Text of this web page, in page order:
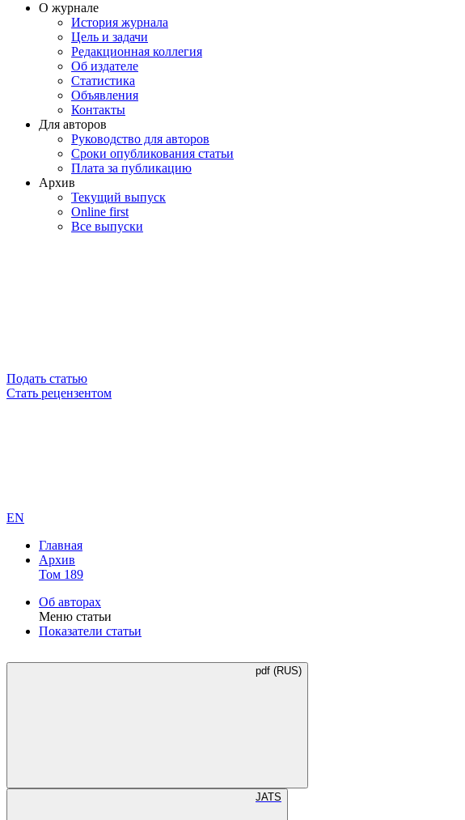
О журнале
История журнала
Цель и задачи
Редакционная коллегия
Об издателе
Статистика
Объявления
Контакты
Для авторов
Руководство для авторов
Сроки опубликования статьи
Плата за публикацию
Архив
Текущий выпуск
Online first
Все выпуски
Подать статью
Стать рецензентом
EN
Главная
Архив
Том 189
Об авторах
Меню статьи
Показатели статьи
pdf (RUS)
JATS